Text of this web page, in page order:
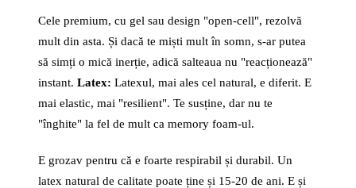
Cele premium, cu gel sau design "open-cell", rezolvă
mult din asta. Și dacă te miști mult în somn, s-ar putea
să simți o mică inerție, adică salteaua nu "reacționează"
instant. Latex: Latexul, mai ales cel natural, e diferit. E
mai elastic, mai "resilient". Te susține, dar nu te
"înghite" la fel de mult ca memory foam-ul.
E grozav pentru că e foarte respirabil și durabil. Un
latex natural de calitate poate ține și 15-20 de ani. E și